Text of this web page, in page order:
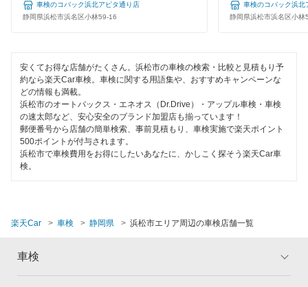
車検のコバック浜北アピタ通り店
静岡県浜松市浜名区小林59-16
車検のコバック浜北
静岡県浜松市浜名区小林
安くてお得な店舗がたくさん。浜松市の車検の検索・比較と見積もり予
約なら楽天Car車検。車検に関する用語集や、おすすめキャンペーンな
どの情報も満載。
浜松市のオートバックス・エネオス（Dr.Drive）・アップル車検・車検
の速太郎など、安心安全のブランド加盟店も揃っています！
郵便番号から店舗の簡単検索、事前見積もり、車検実施で楽天ポイント
500ポイントが付与されます。
浜松市で車検費用をお得にしたいあなたに、かしこく探そう楽天Car車
検。
楽天Car 車検 静岡県 浜松市エリア周辺の車検店舗一覧
車検